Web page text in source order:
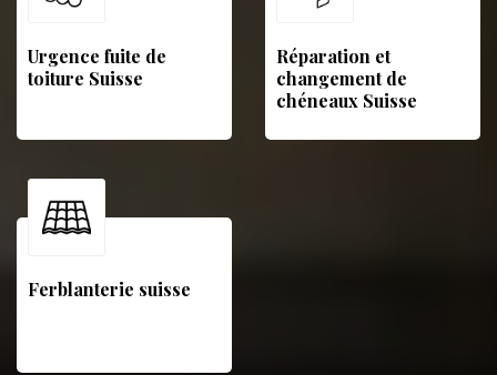
Urgence fuite de
toiture Suisse
Réparation et
changement de
chéneaux Suisse
Ferblanterie suisse